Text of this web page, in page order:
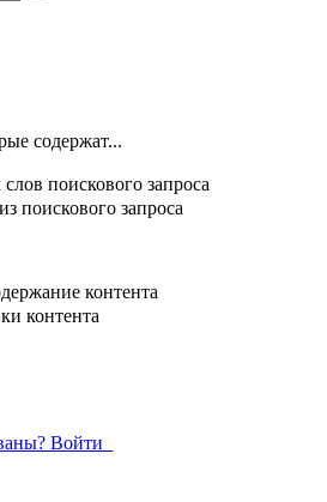
содержат...
поискового запроса
поискового запроса
контента
контента
Войти